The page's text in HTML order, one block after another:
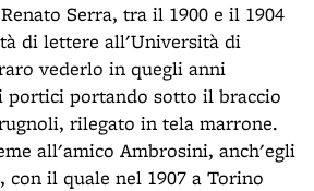
Serra, tra il 1900 e il 1904
di lettere all'Università di
vederlo in quegli anni
portici portando sotto il braccio
rilegato in tela marrone.
all'amico Ambrosini, anch'egli
con il quale nel 1907 a Torino